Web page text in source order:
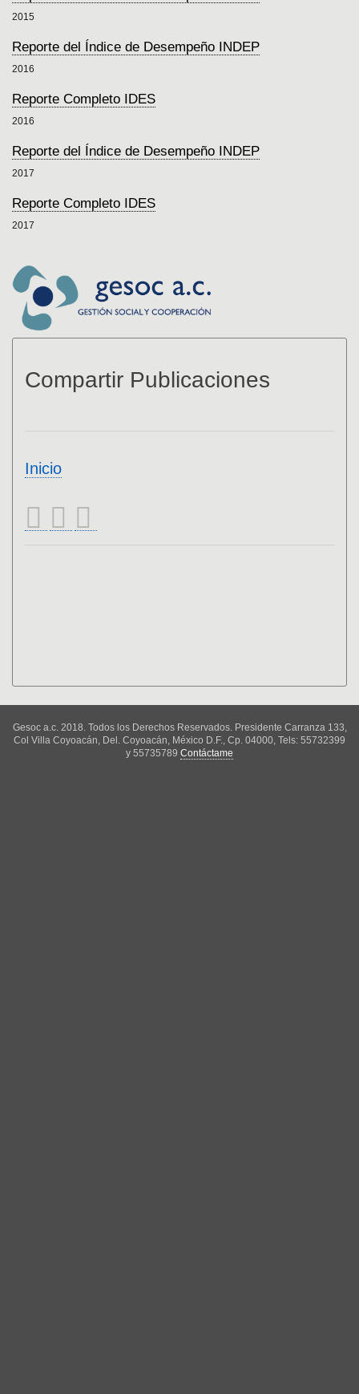
2015
Reporte del Índice de Desempeño INDEP
2016
Reporte Completo IDES
2016
Reporte del Índice de Desempeño INDEP
2017
Reporte Completo IDES
2017
Compartir Publicaciones
Inicio
Gesoc a.c. 2018. Todos los Derechos Reservados. Presidente Carranza 133,
Col Villa Coyoacán, Del. Coyoacán, México D.F., Cp. 04000, Tels: 55732399
y 55735789 Contáctame